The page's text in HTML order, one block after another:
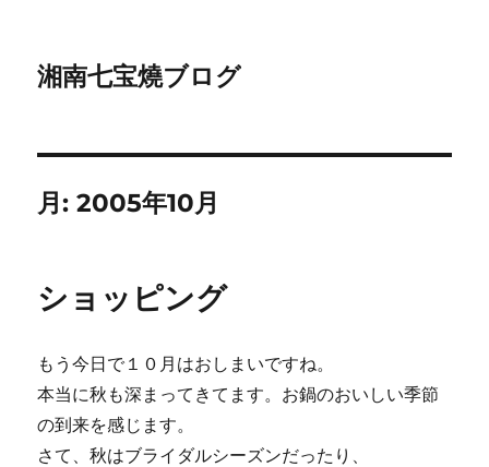
湘南七宝燒ブログ
月:2005年10月
ショッピング
もう今日で１０月はおしまいですね。
本当に秋も深まってきてます。お鍋のおいしい季節
の到来を感じます。
さて、秋はブライダルシーズンだったり、